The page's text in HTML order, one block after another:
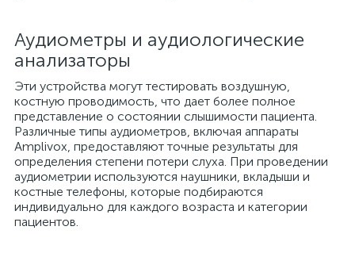
Аудиометры и аудиологические
анализаторы
Эти устройства могут тестировать воздушную,
костную проводимость, что дает более полное
представление о состоянии слышимости пациента.
Различные типы аудиометров, включая аппараты
Amplivox, предоставляют точные результаты для
определения степени потери слуха. При проведении
аудиометрии используются наушники, вкладыши и
костные телефоны, которые подбираются
индивидуально для каждого возраста и категории
пациентов.